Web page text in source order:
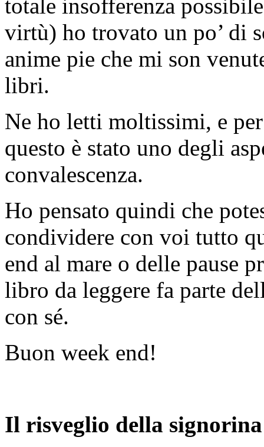
totale insofferenza
virtù) ho trovato un po’ di
anime pie che mi son
libri.
Ne ho letti moltissimi, e
questo è stato uno degli
convalescenza.
Ho pensato quindi che
condividere con voi tutto
end al mare o delle pause
libro da leggere fa parte
con sé.
Buon week end!
Il risveglio della